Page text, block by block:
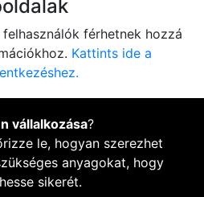
férhetnek hozzá
Kattints ide a
vállalkozása?
le, hogyan szerezhet
anyagokat, hogy
sikerét.